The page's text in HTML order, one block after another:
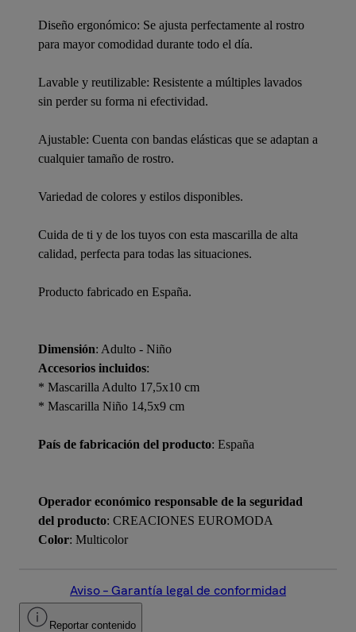
Diseño ergonómico: Se ajusta perfectamente al rostro
para mayor comodidad durante todo el día.
Lavable y reutilizable: Resistente a múltiples lavados
sin perder su forma ni efectividad.
Ajustable: Cuenta con bandas elásticas que se adaptan a
cualquier tamaño de rostro.
Variedad de colores y estilos disponibles.
Cuida de ti y de los tuyos con esta mascarilla de alta
calidad, perfecta para todas las situaciones.
Producto fabricado en España.
Dimensión: Adulto - Niño
Accesorios incluidos:
* Mascarilla Adulto 17,5x10 cm
* Mascarilla Niño 14,5x9 cm
País de fabricación del producto: España
Operador económico responsable de la seguridad
del producto: CREACIONES EUROMODA
Color: Multicolor
Aviso – Garantía legal de conformidad
Reportar contenido